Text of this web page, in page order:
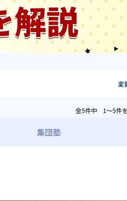
解説
変
全5件中 1〜5件
集団塾